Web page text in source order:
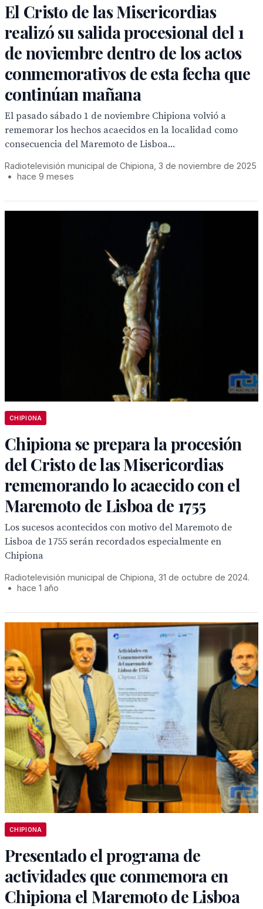
El Cristo de las Misericordias
realizó su salida procesional del 1
de noviembre dentro de los actos
conmemorativos de esta fecha que
continúan mañana
El pasado sábado 1 de noviembre Chipiona volvió a
rememorar los hechos acaecidos en la localidad como
consecuencia del Maremoto de Lisboa...
Radiotelevisión municipal de Chipiona, 3 de noviembre de 2025
• hace 9 meses
CHIPIONA
Chipiona se prepara la procesión
del Cristo de las Misericordias
rememorando lo acaecido con el
Maremoto de Lisboa de 1755
Los sucesos acontecidos con motivo del Maremoto de
Lisboa de 1755 serán recordados especialmente en
Chipiona
Radiotelevisión municipal de Chipiona, 31 de octubre de 2024.
• hace 1 año
CHIPIONA
Presentado el programa de
actividades que conmemora en
Chipiona el Maremoto de Lisboa